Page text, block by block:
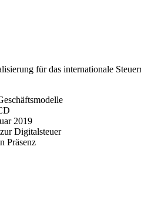
für das internationale
2019
Digitalsteuer
Präsenz